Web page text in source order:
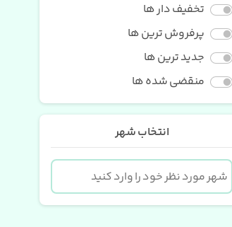
تخفیف دار ها
پرفروش ترین ها
جدید ترین ها
منقضی شده ها
انتخاب شهر